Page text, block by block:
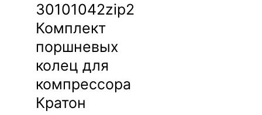
30101042zip2
Комплект
поршневых
колец для
компрессора
Кратон